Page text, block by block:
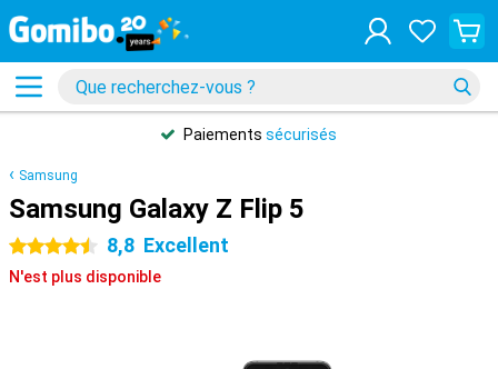
Paiements sécurisés
Samsung
Samsung Galaxy Z Flip 5
4.5 étoiles 8,8 Excellent
N'est plus disponible